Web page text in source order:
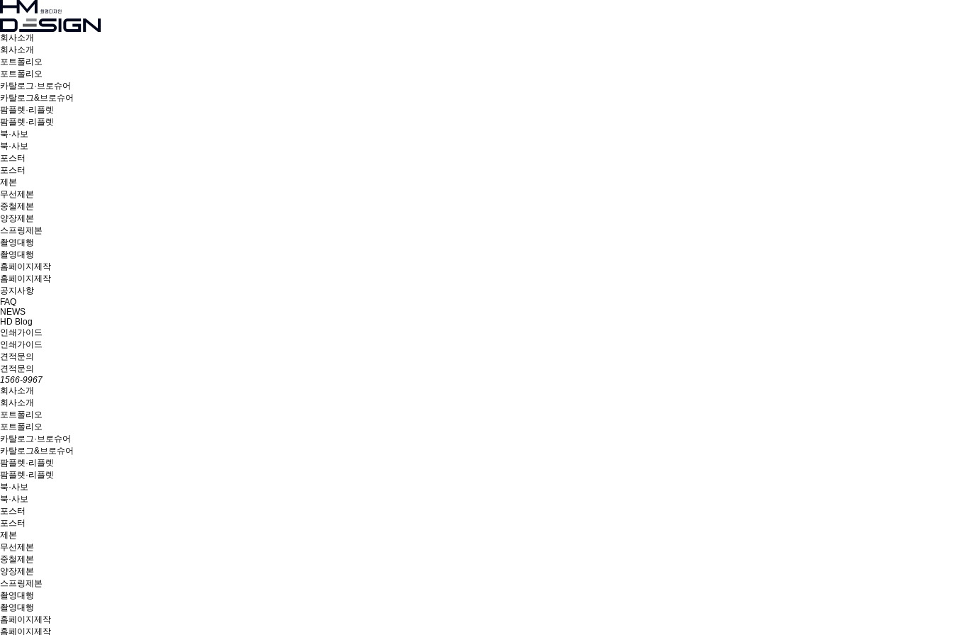
회사소개
회사소개
포트폴리오
포트폴리오
카탈로그·브로슈어
카탈로그&브로슈어
팜플렛·리플렛
팜플렛·리플렛
북·사보
북·사보
포스터
포스터
제본
무선제본
중철제본
양장제본
스프링제본
촬영대행
촬영대행
홈페이지제작
홈페이지제작
공지사항
FAQ
NEWS
HD Blog
인쇄가이드
인쇄가이드
견적문의
견적문의
1566-9967
회사소개
회사소개
포트폴리오
포트폴리오
카탈로그·브로슈어
카탈로그&브로슈어
팜플렛·리플렛
팜플렛·리플렛
북·사보
북·사보
포스터
포스터
제본
무선제본
중철제본
양장제본
스프링제본
촬영대행
촬영대행
홈페이지제작
홈페이지제작